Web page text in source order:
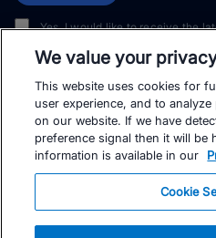
Yes, I would like to receive the
and events. I can unsubscribe at
© TrainingPeaks, LLC
We value your
This website uses cookies for
user experience, and to
on our website. If we have
preference signal then it will be
information is available in our
Cookie